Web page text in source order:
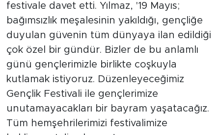
festivale davet etti. Yılmaz, '19 Mayıs;
bağımsızlık meşalesinin yakıldığı, gençliğe
duyulan güvenin tüm dünyaya ilan edildiği
çok özel bir gündür. Bizler de bu anlamlı
günü gençlerimizle birlikte coşkuyla
kutlamak istiyoruz. Düzenleyeceğimiz
Gençlik Festivali ile gençlerimize
unutamayacakları bir bayram yaşatacağız.
Tüm hemşehrilerimizi festivalimize